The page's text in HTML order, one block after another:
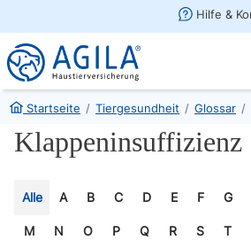
Startseite / Tiergesundheit / Glossar /
Klappeninsuffizienz
Alle A B C D E F G
M N O P Q R S T
×
AGILA Kunden-App
Gratis - Im Play Store laden